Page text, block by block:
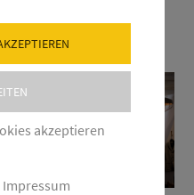
quam nunc, blandit vel,
nec odio et ante
akzeptieren
Impressum